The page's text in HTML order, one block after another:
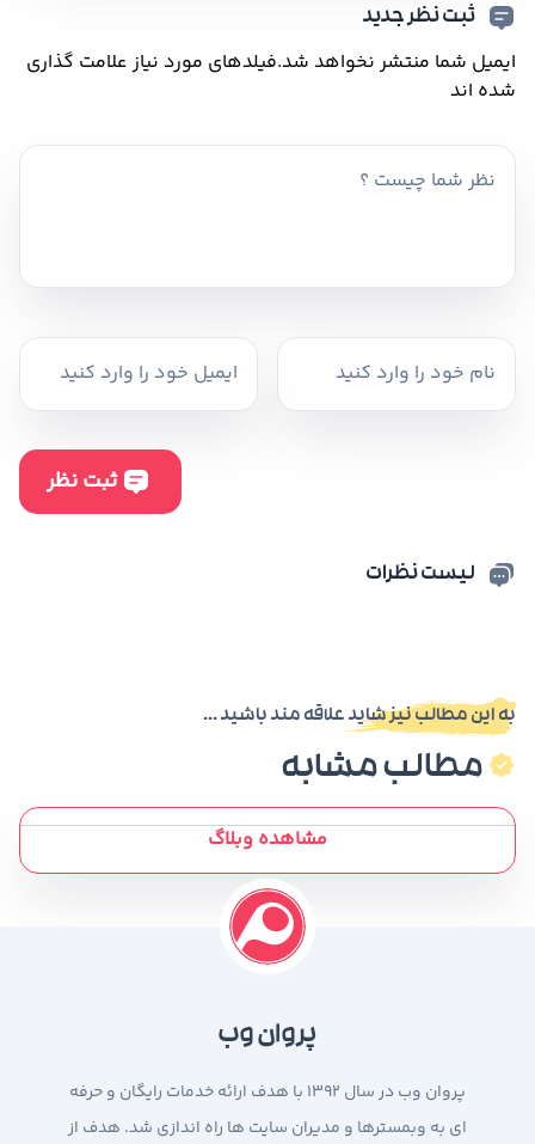
ثبت نظر جدید
ایمیل شما منتشر نخواهد شد.فیلدهای مورد نیاز علامت گذاری
شده اند
لیست نظرات
به این مطالب نیز شاید علاقه مند باشید ...
مطالب مشابه
مشاهده وبلاگ
پروان وب
پروان وب در سال 1392 با هدف ارائه خدمات رایگان و حرفه
ای به وبمسترها و مدیران سایت ها راه اندازی شد. هدف از